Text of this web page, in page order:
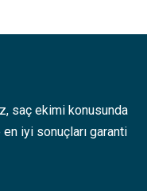
saç ekimi konusunda
iyi sonuçları garanti